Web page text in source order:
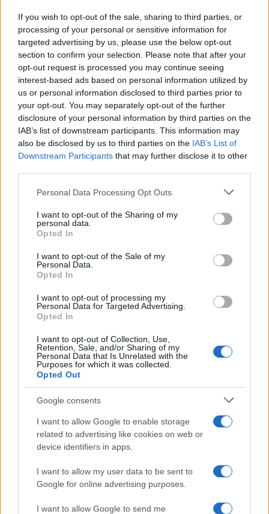
If you wish to opt-out of the sale, sharing to third parties, or
processing of your personal or sensitive information for
targeted advertising by us, please use the below opt-out
section to confirm your selection. Please note that after your
opt-out request is processed you may continue seeing
interest-based ads based on personal information utilized by
us or personal information disclosed to third parties prior to
your opt-out. You may separately opt-out of the further
disclosure of your personal information by third parties on the
IAB’s list of downstream participants. This information may
also be disclosed by us to third parties on the IAB’s List of
Downstream Participants that may further disclose it to other
Please note that this website/app uses one or more Google
not limited to your visit or usage behaviour. You may click to
grant or deny consent to Google and its third-party tags to
use your data for below specified purposes in below Google
consent section.
Personal Data Processing Opt Outs
I want to opt-out of the Sharing of my
personal data.
Opted In
I want to opt-out of the Sale of my
Personal Data.
Opted In
I want to opt-out of processing my
Personal Data for Targeted Advertising.
Opted In
I want to opt-out of Collection, Use,
Retention, Sale, and/or Sharing of my
Personal Data that Is Unrelated with the
Purposes for which it was collected.
Opted Out
Google consents
I want to allow Google to enable storage
related to advertising like cookies on web or
device identifiers in apps.
I want to allow my user data to be sent to
Google for online advertising purposes.
I want to allow Google to send me
Continua a leggere
Francesco Guccini: la Rai ricorda il grande cantautore
con programmi dedicati
Cristian Castiglioni · 9 Ago 2026
NEWS